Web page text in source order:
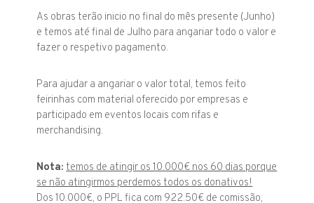
As obras terão inicio no final do mês presente (Junho)
e temos até final de Julho para angariar todo o valor e
fazer o respetivo pagamento.
Para ajudar a angariar o valor total, temos feito
feirinhas com material oferecido por empresas e
participado em eventos locais com rifas e
merchandising.
Nota:temos de atingir os 10.000€ nos 60 dias porque
se não atingirmos perdemos todos os donativos!
Dos 10.000€, o PPL fica com 922.50€ de comissão,